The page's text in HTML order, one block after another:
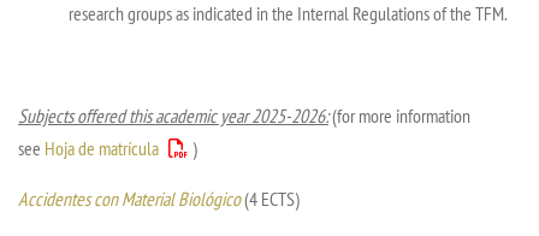
research groups as indicated in the Internal Regulations of the TFM.
Subjects offered this academic year 2025-2026:(for more information
see Hoja de matrícula )
Accidentes con Material Biológico(4 ECTS)